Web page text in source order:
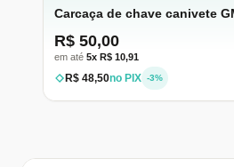
Carcaça de chave canivete
R$ 50,00
em até 5x R$ 10,91
R$ 48,50no PIX -3%